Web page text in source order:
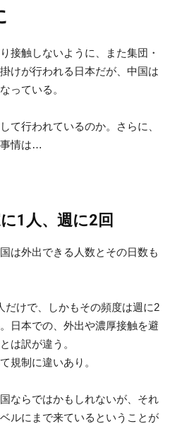
接触しないように、また集団・
けが行われる日本だが、中国は
っている。
て行われているのか。さらに、
事情は…
1人、週に2回
は外出できる人数とその日数も
だけで、しかもその頻度は週に2
日本での、外出や濃厚接触を避
は訳が違う。
規制に違いあり。
ならではかもしれないが、それ
ルにまで来ているということが